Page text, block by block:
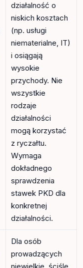
działalność o
niskich kosztach
(np. usługi
niematerialne, IT)
i osiągają
wysokie
przychody. Nie
wszystkie
rodzaje
działalności
mogą korzystać
z ryczałtu.
Wymaga
dokładnego
sprawdzenia
stawek PKD dla
konkretnej
działalności.
Dla osób
prowadzących